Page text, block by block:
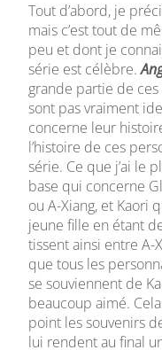
Tout d’abord, je
mais c’est tout de
peu et dont je
série est célèbre.
grande partie de
sont pas vraiment
concerne leur
l’histoire de ces
série. Ce que j’ai le
base qui concerne
ou A-Xiang, et Kaori
jeune fille en étant
tissent ainsi entre A-
que tous les
se souviennent de
beaucoup aimé.
point les souvenirs
lui rendent au final